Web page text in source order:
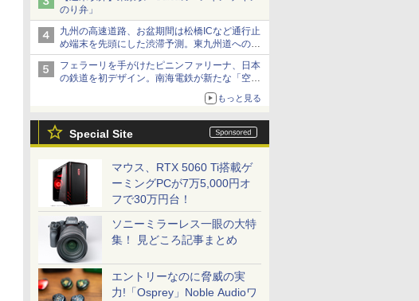
のり弁」
九州の高速道路、お盆期間は松橋ICなど通行止
め端末を先頭にした渋滞予測。東九州道への迂
回は料金調整を実施
フェラーリを手がけたピニンファリーナ、日本
の鉄道を初デザイン。南海電鉄が新たな「空港
もっと見る
Special Site
マウス、RTX 5060 Ti搭載ゲ
ーミングPCが7万5,000円オ
フで30万円台！
ソニーミラーレス一眼の大特
集！ 見どころ記事まとめ
エントリーなのに脅威の実
力!「Osprey」Noble Audioワ